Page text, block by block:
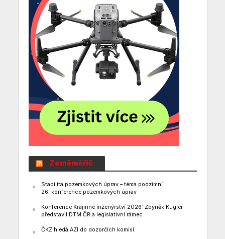
Zeměměřič
Stabilita pozemkových úprav – téma podzimní
26. konference pozemkových úprav
Konference Krajinné inženýrství 2026: Zbyněk Kugler
představil DTM ČR a legislativní rámec
ČKZ hledá AZI do dozorčích komisí